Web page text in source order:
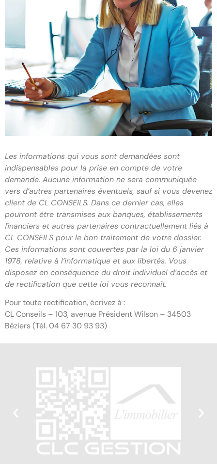
Les informations qui vous sont demandées sont
indispensables pour la prise en compte de votre
demande. Aucune information ne sera communiquée
vers d’autres partenaires éventuels, sauf si vous devenez
client de CL CONSEILS. Dans ce dernier cas, elles
pourront être transmises aux banques, établissements
financiers et autres partenaires contractuellement liés à
CL CONSEILS pour le bon traitement de votre dossier.
Ces informations sont couvertes par la loi du 6 janvier
1978, relative à l’informatique et aux libertés. Vous
disposez en conséquence du droit individuel d’accès et
de rectification que cette loi vous reconnaît.
Pour toute rectification, écrivez à :
CL Conseils – 103, avenue Président Wilson – 34503
Béziers (Tél. 04 67 30 93 93)